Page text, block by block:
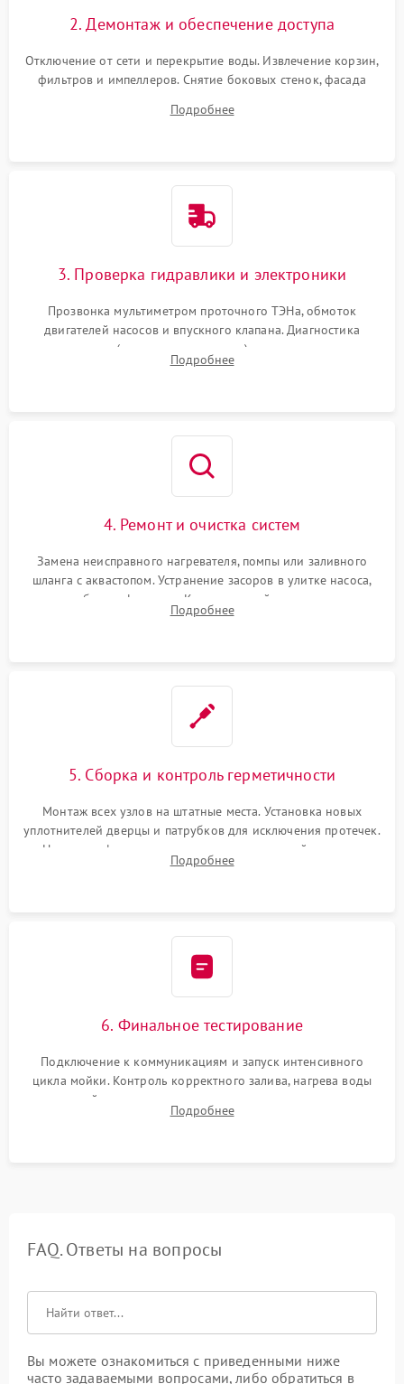
2. Демонтаж и обеспечение доступа
Отключение от сети и перекрытие воды. Извлечение корзин,
фильтров и импеллеров. Снятие боковых стенок, фасада
циркуляционному насосу, ТЭНу и сливной помпе.
Подробнее
3. Проверка гидравлики и электроники
Прозвонка мультиметром проточного ТЭНа, обмоток
двигателей насосов и впускного клапана. Диагностика
прессостата (датчика уровня воды), датчика мутности,
концевика дверцы и электронного модуля управления.
Подробнее
4. Ремонт и очистка систем
Замена неисправного нагревателя, помпы или заливного
шланга с аквастопом. Устранение засоров в улитке насоса,
патрубках и фильтрах. Компонентный ремонт платы
управления, восстановление поврежденной проводки.
Подробнее
5. Сборка и контроль герметичности
Монтаж всех узлов на штатные места. Установка новых
уплотнителей дверцы и патрубков для исключения протечек.
Надежная фиксация хомутов гидравлической системы,
сборка корпуса и установка датчика поплавка.
Подробнее
6. Финальное тестирование
Подключение к коммуникациям и запуск интенсивного
цикла мойки. Контроль корректного залива, нагрева воды
до нужной температуры, отсутствия посторонних шумов,
штатного слива и абсолютной сухости в поддоне.
Подробнее
FAQ. Ответы на вопросы
Вы можете ознакомиться с приведенными ниже
часто задаваемыми вопросами, либо обратиться в